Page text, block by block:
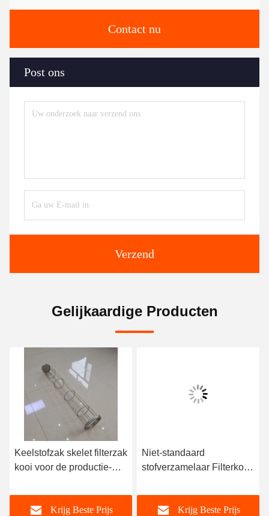
Contact nu
Post ons
Verzend
Gelijkaardige Producten
Keelstofzak skelet filterzak
kooi voor de productie-
Krijg Beste Prijs
Niet-standaard
stofverzamelaar Filterkooi
10/12/16 Draad Rond of
Plat
Krijg Beste Prijs